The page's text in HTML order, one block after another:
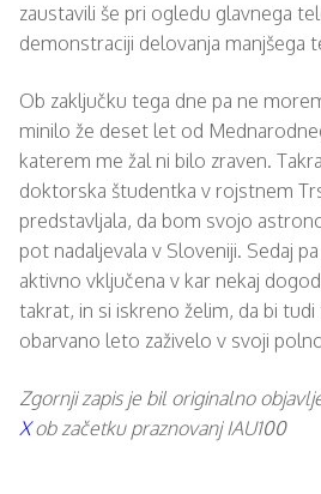
zaustavili še pri ogledu glavnega
demonstraciji delovanja manjšega
Ob zaključku tega dne pa ne
minilo že deset let od
katerem me žal ni bilo zraven.
doktorska študentka v rojstnem
predstavljala, da bom svojo
pot nadaljevala v Sloveniji. Sedaj
aktivno vključena v kar nekaj
takrat, in si iskreno želim, da bi
obarvano leto zaživelo v svoji
Zgornji zapis je bil originalno
Xob začetku praznovanj IAU100